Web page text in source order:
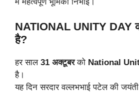
NATIONAL UNITY DAY
है?
हर साल 31 अक्टूबरको National
है।
यह दिन सरदार वल्लभभाई पटेल की